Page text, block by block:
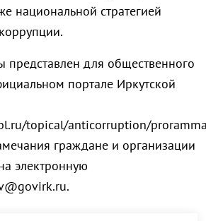
национальной стратегией
представлен для общественного
портале Иркутской
topical/anticorruption/
граждане и организации
электронную